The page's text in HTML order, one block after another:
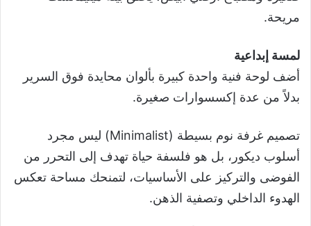
مريحة.
لمسة إبداعية
أضف لوحة فنية واحدة كبيرة بألوان محايدة فوق السرير
بدلاً من عدة إكسسوارات صغيرة.
تصميم غرفة نوم بسيطة (Minimalist) ليس مجرد
أسلوب ديكور، بل هو فلسفة حياة تهدف إلى التحرر من
الفوضى والتركيز على الأساسيات، لتمنحك مساحة تعكس
الهدوء الداخلي وتصفية الذهن.